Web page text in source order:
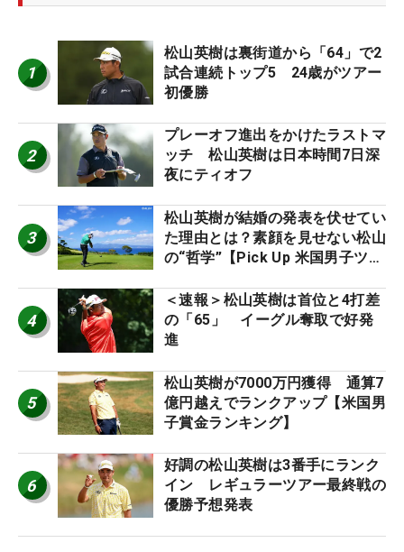
1
松山英樹は裏街道から「64」で2
試合連続トップ5 24歳がツアー
初優勝
2
プレーオフ進出をかけたラストマ
ッチ 松山英樹は日本時間7日深
夜にティオフ
3
松山英樹が結婚の発表を伏せてい
た理由とは？素顔を見せない松山
の“哲学”【Pick Up 米国男子ツア
4
＜速報＞松山英樹は首位と4打差
の「65」 イーグル奪取で好発
進
5
松山英樹が7000万円獲得 通算7
億円越えでランクアップ【米国男
子賞金ランキング】
6
好調の松山英樹は3番手にランク
イン レギュラーツアー最終戦の
優勝予想発表